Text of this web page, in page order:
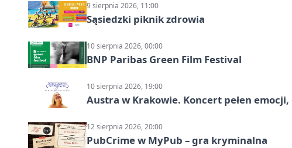
9 sierpnia 2026, 11:00
Sąsiedzki piknik zdrowia
10 sierpnia 2026, 00:00
BNP Paribas Green Film Festival
10 sierpnia 2026, 19:00
Austra w Krakowie. Koncert pełen
12 sierpnia 2026, 20:00
PubCrime w MyPub – gra kryminalna